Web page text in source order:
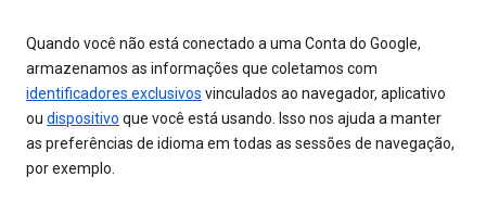
Quando você não está conectado a uma Conta do Google,
armazenamos as informações que coletamos com
identificadores exclusivos vinculados ao navegador, aplicativo
ou dispositivo que você está usando. Isso nos ajuda a manter
as preferências de idioma em todas as sessões de navegação,
por exemplo.